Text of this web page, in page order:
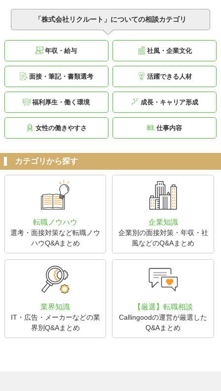
「株式会社リクルート」についての相談カテゴリ
年収・給与 社風・企業文化
面接・筆記・書類選考 活躍できる人材
福利厚生・働く環境 成長・キャリア形成
女性の働きやすさ 仕事内容
カテゴリから探す
転職ノウハウ
選考・面接対策など転職ノウ
ハウQ&Aまとめ
企業知識
企業別の面接対策・年収・社
風などのQ&Aまとめ
業界知識
IT・広告・メーカーなどの業
界別Q&Aまとめ
【厳選】転職相談
Callingoodの運営が厳選した
Q&Aまとめ